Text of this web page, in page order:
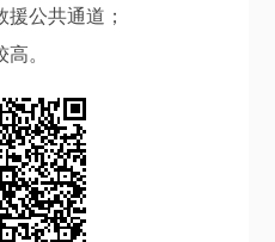
公共通道；
。